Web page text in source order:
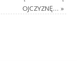
OJCZYZNĘ… »